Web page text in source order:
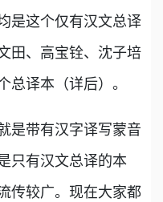
是这个仅有汉文总译
田、高宝铨、沈子培
译本（详后）。
带有汉字译写蒙音
只有汉文总译的本
传较广。现在大家都